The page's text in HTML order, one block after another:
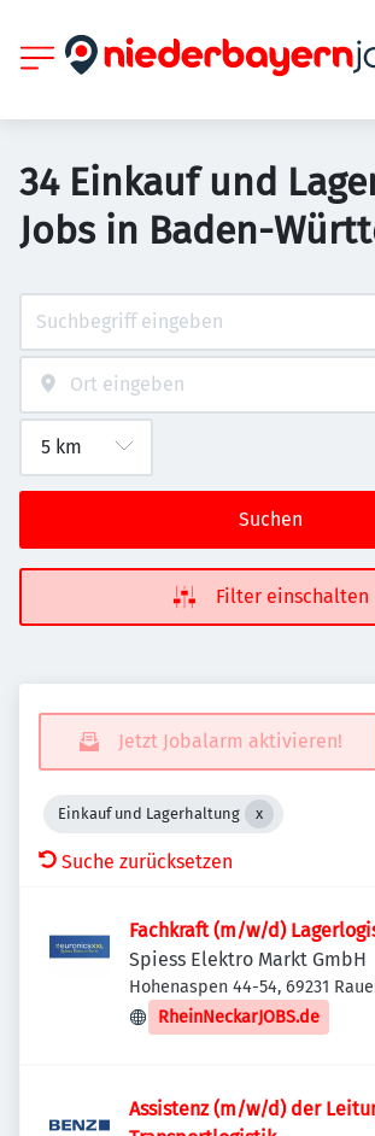
34 Einkauf und
Jobs in Baden-
Suchen
Filter einschalten
Jetzt Jobalarm aktivieren!
Einkauf und Lagerhaltung
Suche zurücksetzen
Fachkraft (m/w/d)
Spiess Elektro Markt GmbH
Hohenaspen 44-54, 69231
Deutschland
RheinNeckarJOBS.de
Assistenz (m/w/d) der